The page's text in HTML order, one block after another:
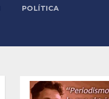
POLÍTICA